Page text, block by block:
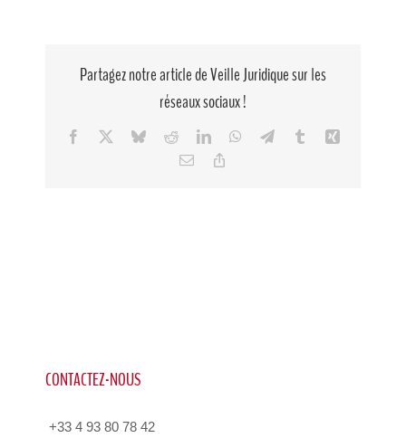
Partagez notre article de Veille Juridique sur les
réseaux sociaux !
Facebook BlueskyRedditLinkedInWhatsApp
TelegramTumblrXing
Email
CONTACTEZ-NOUS
+33 4 93 80 78 42